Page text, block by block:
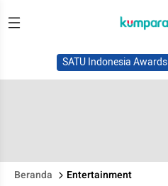
SATU Indonesia Awards
Beranda Entertainment